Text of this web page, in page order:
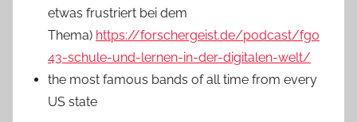
etwas frustriert bei dem
Thema) https://forschergeist.de/podcast/fg0
43-schule-und-lernen-in-der-digitalen-welt/
the most famous bands of all time from every
US state